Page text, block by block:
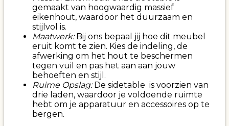
gemaakt van hoogwaardig massief
eikenhout, waardoor het duurzaam en
stijlvol is.
Maatwerk:Bij ons bepaal jij hoe dit meubel
eruit komt te zien. Kies de indeling, de
afwerking om het hout te beschermen
tegen vuil en pas het aan aan jouw
behoeften en stijl.
Ruime Opslag:De sidetable is voorzien van
drie laden, waardoor je voldoende ruimte
hebt om je apparatuur en accessoires op te
bergen.